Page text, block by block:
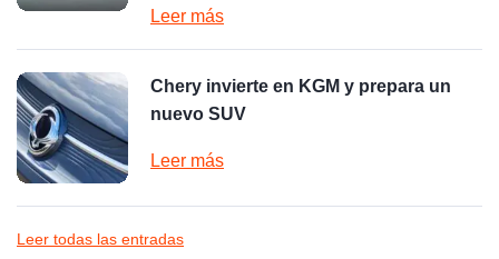
Leer más
Chery invierte en KGM y prepara un
nuevo SUV
Leer más
Leer todas las entradas